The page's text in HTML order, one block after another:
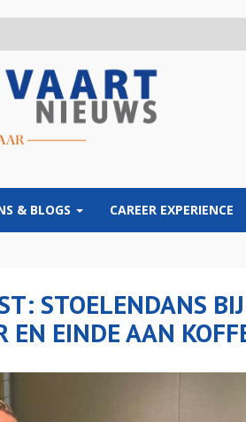
& BLOGS CAREER EXPERIENCE
STOELENDANS
EN EINDE AAN